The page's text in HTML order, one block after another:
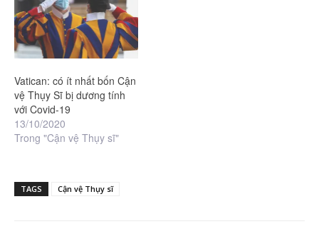
Vatican: có ít nhất bốn Cận
vệ Thụy Sĩ bị dương tính
với Covid-19
13/10/2020
Trong "Cận vệ Thụy sĩ"
TAGS Cận vệ Thụy sĩ